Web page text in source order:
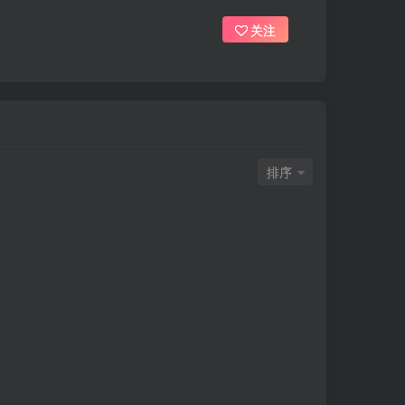
关注
排序